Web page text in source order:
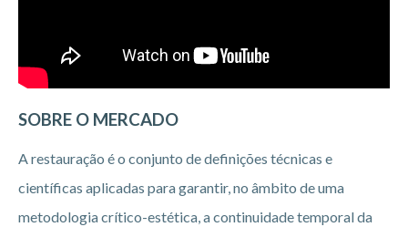
SOBRE O MERCADO
A restauração é o conjunto de definições técnicas e
científicas aplicadas para garantir, no âmbito de uma
metodologia crítico-estética, a continuidade temporal da